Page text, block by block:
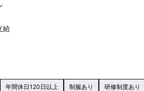
給
年間休日120日以上 制服あり 研修制度あり